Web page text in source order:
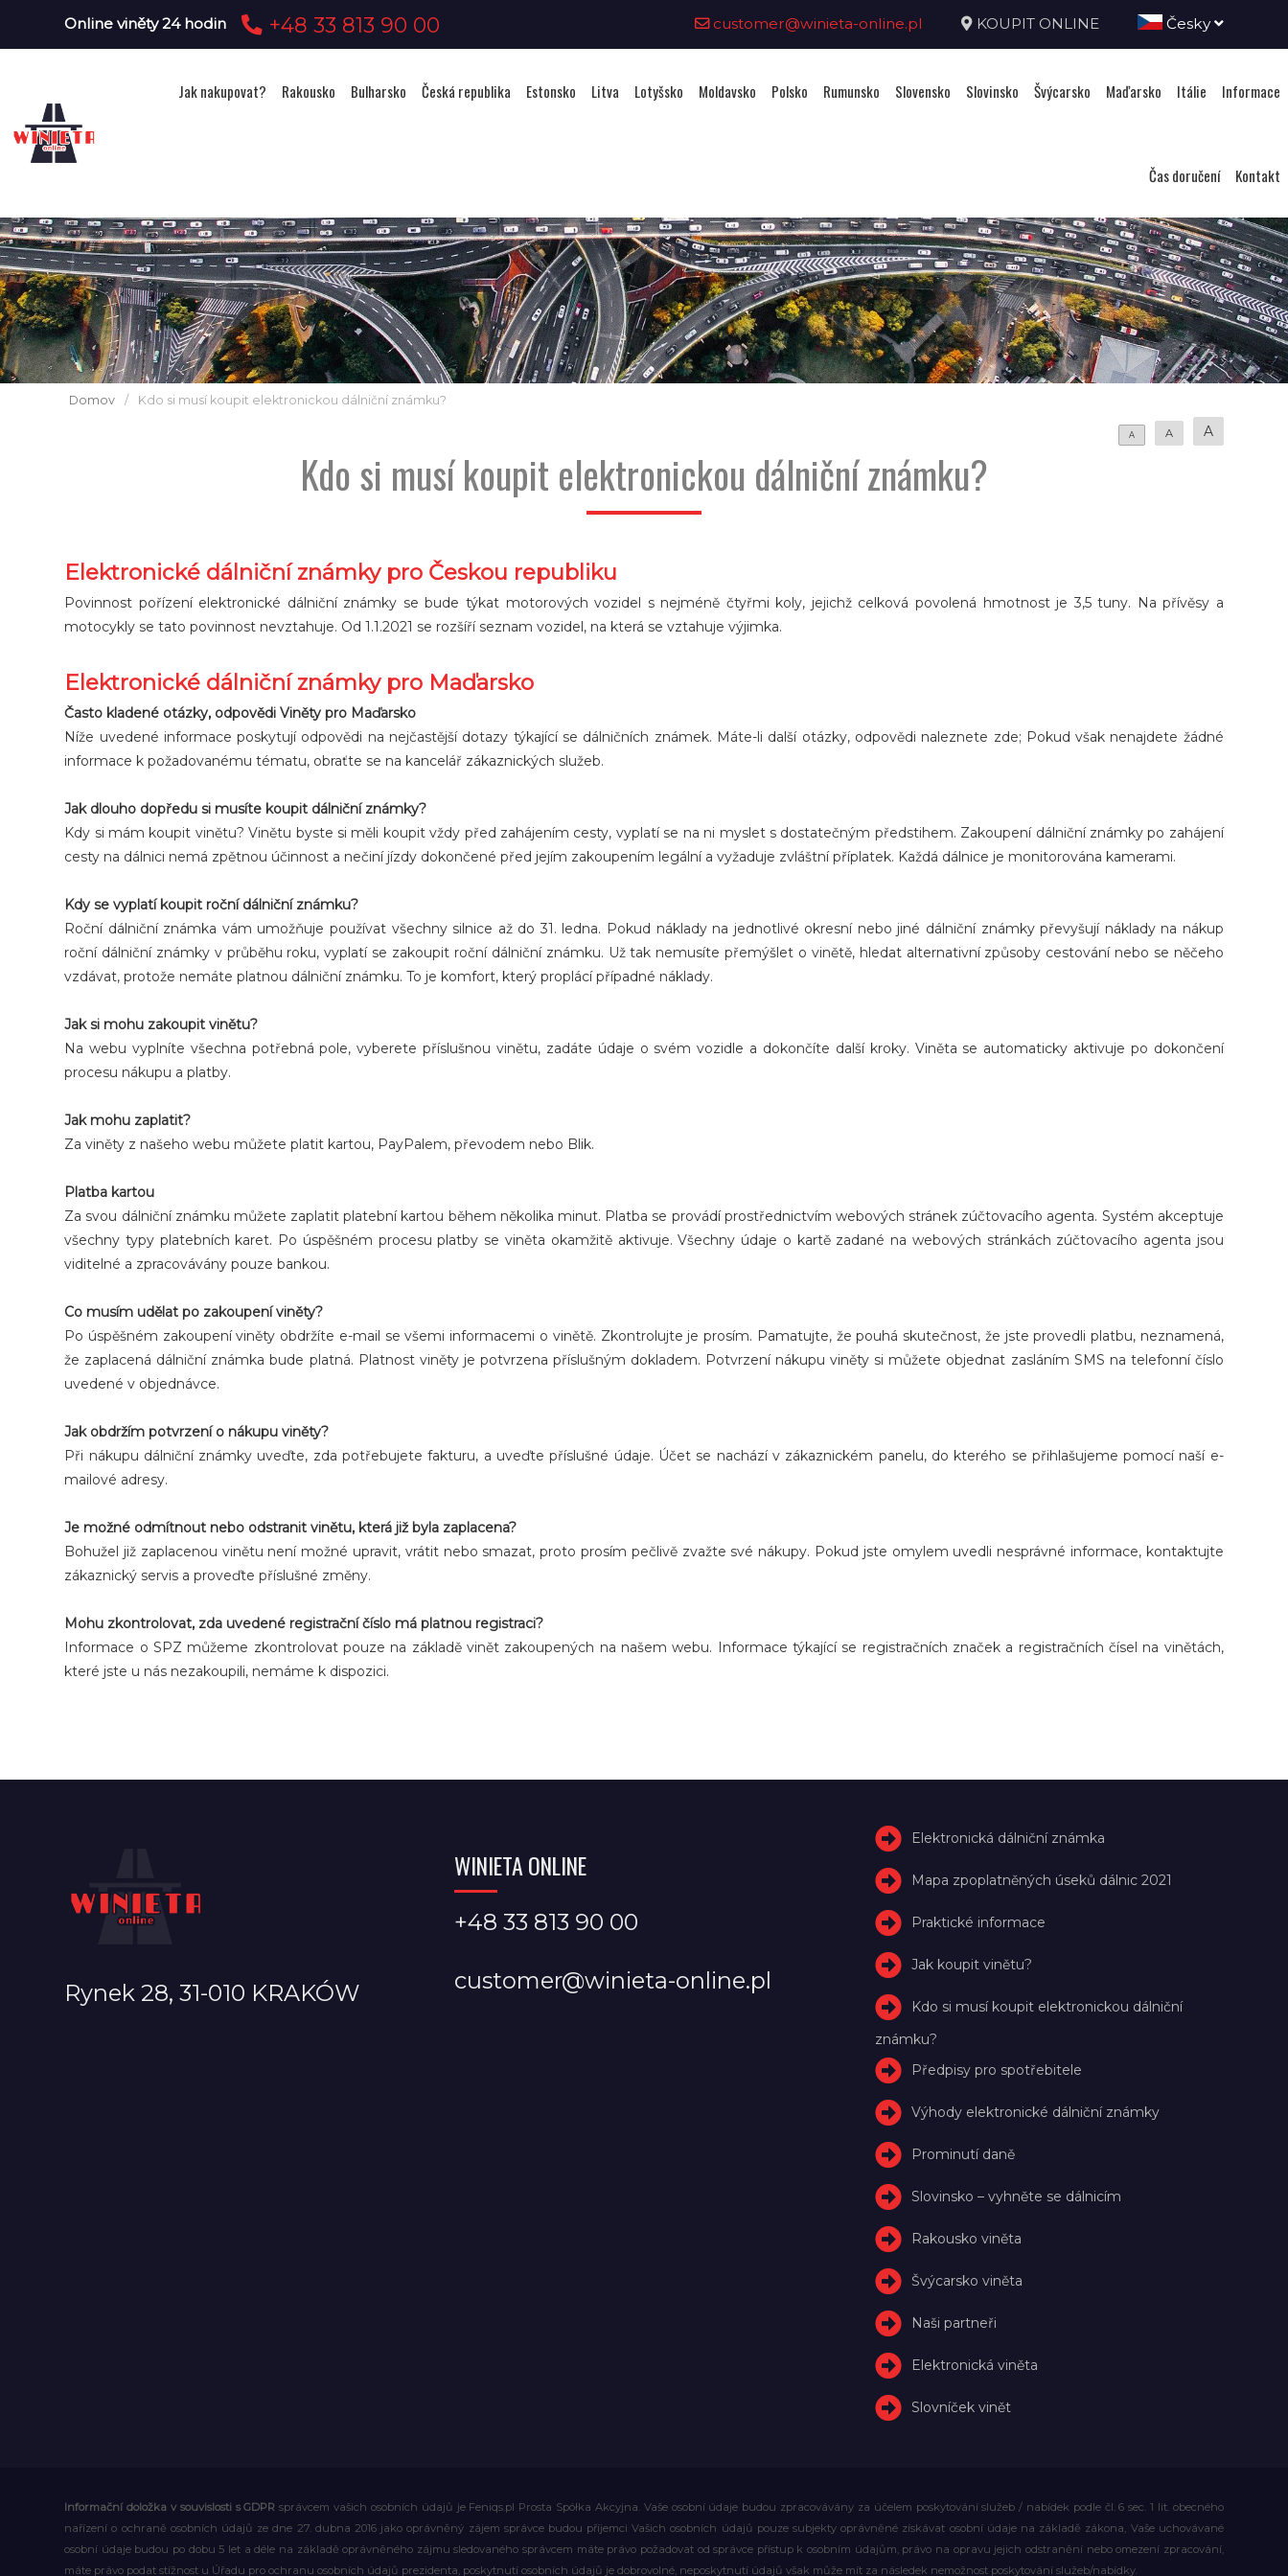
Online viněty 24 hodin +48 33 813 90 00 customer@winieta-online.pl KOUPIT ONLINE Česky
Jak nakupovat? Rakousko Bulharsko Česká republika Estonsko Litva Lotyšsko Moldavsko Polsko Rumunsko Slovensko Slovinsko Švýcarsko Maďarsko Itálie Informace
Čas doručení Kontakt
Domov / Kdo si musí koupit elektronickou dálniční známku?
A A A
Kdo si musí koupit elektronickou dálniční známku?
Elektronické dálniční známky pro Českou republiku
Povinnost pořízení elektronické dálniční známky se bude týkat motorových vozidel s nejméně čtyřmi koly, jejichž celková povolená hmotnost je 3,5 tuny. Na přívěsy a
motocykly se tato povinnost nevztahuje. Od 1.1.2021 se rozšíří seznam vozidel, na která se vztahuje výjimka.
Elektronické dálniční známky pro Maďarsko
Často kladené otázky, odpovědi Viněty pro Maďarsko
Níže uvedené informace poskytují odpovědi na nejčastější dotazy týkající se dálničních známek. Máte-li další otázky, odpovědi naleznete zde; Pokud však nenajdete žádné
informace k požadovanému tématu, obraťte se na kancelář zákaznických služeb.
Jak dlouho dopředu si musíte koupit dálniční známky?
Kdy si mám koupit vinětu? Vinětu byste si měli koupit vždy před zahájením cesty, vyplatí se na ni myslet s dostatečným předstihem. Zakoupení dálniční známky po zahájení
cesty na dálnici nemá zpětnou účinnost a nečiní jízdy dokončené před jejím zakoupením legální a vyžaduje zvláštní příplatek. Každá dálnice je monitorována kamerami.
Kdy se vyplatí koupit roční dálniční známku?
Roční dálniční známka vám umožňuje používat všechny silnice až do 31. ledna. Pokud náklady na jednotlivé okresní nebo jiné dálniční známky převyšují náklady na nákup
roční dálniční známky v průběhu roku, vyplatí se zakoupit roční dálniční známku. Už tak nemusíte přemýšlet o vinětě, hledat alternativní způsoby cestování nebo se něčeho
vzdávat, protože nemáte platnou dálniční známku. To je komfort, který proplácí případné náklady.
Jak si mohu zakoupit vinětu?
Na webu vyplníte všechna potřebná pole, vyberete příslušnou vinětu, zadáte údaje o svém vozidle a dokončíte další kroky. Viněta se automaticky aktivuje po dokončení
procesu nákupu a platby.
Jak mohu zaplatit?
Za viněty z našeho webu můžete platit kartou, PayPalem, převodem nebo Blik.
Platba kartou
Za svou dálniční známku můžete zaplatit platební kartou během několika minut. Platba se provádí prostřednictvím webových stránek zúčtovacího agenta. Systém akceptuje
všechny typy platebních karet. Po úspěšném procesu platby se viněta okamžitě aktivuje. Všechny údaje o kartě zadané na webových stránkách zúčtovacího agenta jsou
viditelné a zpracovávány pouze bankou.
Co musím udělat po zakoupení viněty?
Po úspěšném zakoupení viněty obdržíte e-mail se všemi informacemi o vinětě. Zkontrolujte je prosím. Pamatujte, že pouhá skutečnost, že jste provedli platbu, neznamená,
že zaplacená dálniční známka bude platná. Platnost viněty je potvrzena příslušným dokladem. Potvrzení nákupu viněty si můžete objednat zasláním SMS na telefonní číslo
uvedené v objednávce.
Jak obdržím potvrzení o nákupu viněty?
Při nákupu dálniční známky uveďte, zda potřebujete fakturu, a uveďte příslušné údaje. Účet se nachází v zákaznickém panelu, do kterého se přihlašujeme pomocí naší e-
mailové adresy.
Je možné odmítnout nebo odstranit vinětu, která již byla zaplacena?
Bohužel již zaplacenou vinětu není možné upravit, vrátit nebo smazat, proto prosím pečlivě zvažte své nákupy. Pokud jste omylem uvedli nesprávné informace, kontaktujte
zákaznický servis a proveďte příslušné změny.
Mohu zkontrolovat, zda uvedené registrační číslo má platnou registraci?
Informace o SPZ můžeme zkontrolovat pouze na základě vinět zakoupených na našem webu. Informace týkající se registračních značek a registračních čísel na vinětách,
které jste u nás nezakoupili, nemáme k dispozici.
Rynek 28, 31-010 KRAKÓW
WINIETA ONLINE
+48 33 813 90 00
customer@winieta-online.pl
Elektronická dálniční známka
Mapa zpoplatněných úseků dálnic 2021
Praktické informace
Jak koupit vinětu?
Kdo si musí koupit elektronickou dálniční
známku?
Předpisy pro spotřebitele
Výhody elektronické dálniční známky
Prominutí daně
Slovinsko – vyhněte se dálnicím
Rakousko viněta
Švýcarsko viněta
Naši partneři
Elektronická viněta
Slovníček vinět
Informační doložka v souvislosti s GDPRsprávcem vašich osobních údajů je Feniqs.pl Prosta Spółka Akcyjna. Vaše osobní údaje budou zpracovávány za účelem poskytování služeb / nabídek podle čl. 6 sec. 1 lit. obecného
nařízení o ochraně osobních údajů ze dne 27. dubna 2016 jako oprávněný zájem správce budou příjemci Vašich osobních údajů pouze subjekty oprávněné získávat osobní údaje na základě zákona, Vaše uchovávané
osobní údaje budou po dobu 5 let a déle na základě oprávněného zájmu sledovaného správcem máte právo požadovat od správce přístup k osobním údajům, právo na opravu jejich odstranění nebo omezení zpracování,
máte právo podat stížnost u Úřadu pro ochranu osobních údajů prezidenta, poskytnutí osobních údajů je dobrovolné, neposkytnutí údajů však může mít za následek nemožnost poskytování služeb/nabídky.